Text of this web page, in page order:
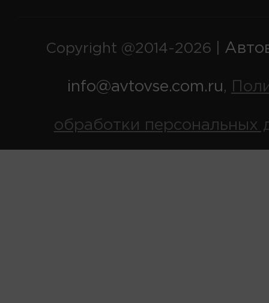
Copyright @2014-2026 |
info@avtovse.com.ru,
обработки персональных